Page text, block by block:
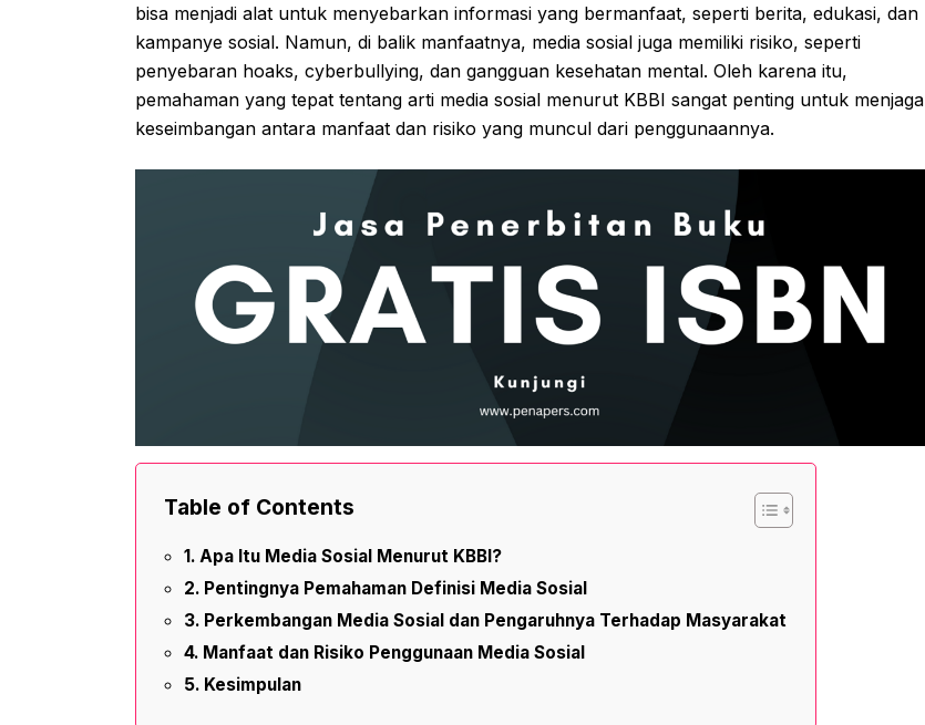
bisa menjadi alat untuk menyebarkan informasi yang bermanfaat, seperti berita, edukasi, dan
kampanye sosial. Namun, di balik manfaatnya, media sosial juga memiliki risiko, seperti
penyebaran hoaks, cyberbullying, dan gangguan kesehatan mental. Oleh karena itu,
pemahaman yang tepat tentang arti media sosial menurut KBBI sangat penting untuk menjaga
keseimbangan antara manfaat dan risiko yang muncul dari penggunaannya.
Table of Contents
Apa Itu Media Sosial Menurut KBBI?
Pentingnya Pemahaman Definisi Media Sosial
Perkembangan Media Sosial dan Pengaruhnya Terhadap Masyarakat
Manfaat dan Risiko Penggunaan Media Sosial
Kesimpulan